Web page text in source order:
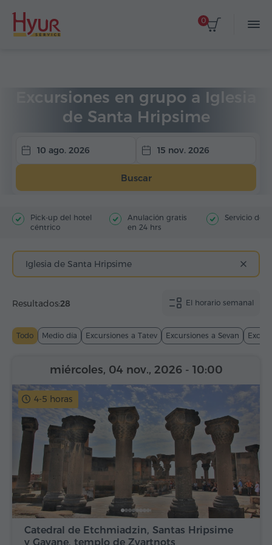
0
Excursiones en grupo a Iglesia
de Santa Hripsime
10 ago. 2026 15 nov. 2026
Buscar
Pick-up del hotel
céntrico
Anulación gratis
en 24 hrs
Servicio de
Iglesia de Santa Hripsime
El horario semanal
Resultados:28
Todo Medio día Excursiones a Tatev Excursiones a Sevan
4-5 horas
Catedral de Etchmiadzin, Santas Hripsime
y Gayane, templo de Zvartnots
miércoles, 04 nov., 2026 - 10:00